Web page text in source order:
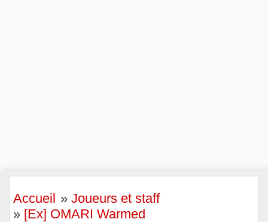
Accueil »Joueurs et staff
» [Ex] OMARI Warmed